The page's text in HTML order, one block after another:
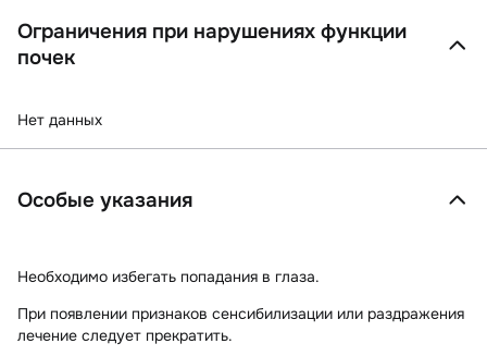
Ограничения при нарушениях функции
почек
Нет данных
Особые указания
Необходимо избегать попадания в глаза.
При появлении признаков сенсибилизации или раздражения
лечение следует прекратить.